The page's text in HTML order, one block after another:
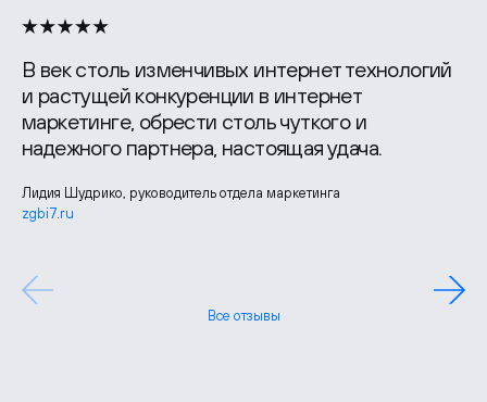
Павел Борченко, генеральный директор
ekipland.ru
В век столь изменчивых интернет технологий
и растущей конкуренции в интернет
маркетинге, обрести столь чуткого и
надежного партнера, настоящая удача.
Лидия Шудрико, руководитель отдела маркетинга
zgbi7.ru
Все отзывы